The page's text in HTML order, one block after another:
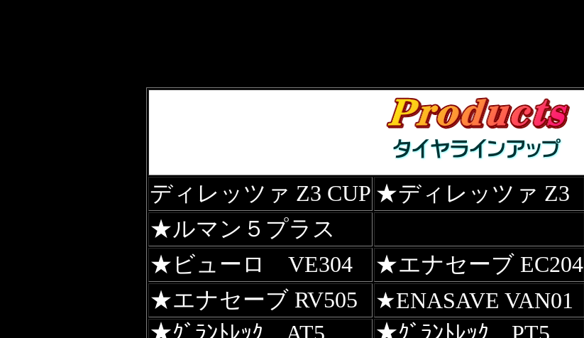
ディレッツァ Z3 CUP ★ディレッツァ Z3
★ルマン５プラス
★ビューロ VE304
★エナセーブ EC204
★エナセーブ RV505
★ENASAVE VAN01